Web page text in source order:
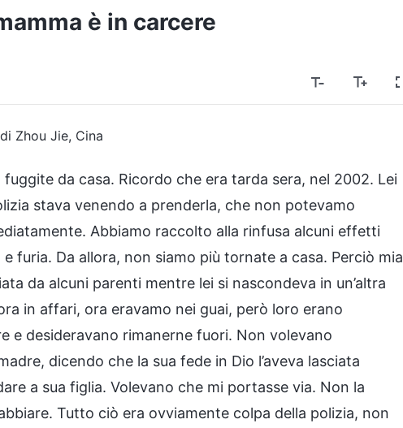
è in carcere
di Zhou Jie, Cina
da casa. Ricordo che era tarda sera, nel 2002. Lei
stava venendo a prenderla, che non potevamo
Abbiamo raccolto alla rinfusa alcuni effetti
furia. Da allora, non siamo più tornate a casa. Perciò mia
da alcuni parenti mentre lei si nascondeva in un’altra
in affari, ora eravamo nei guai, però loro erano
e desideravano rimanerne fuori. Non volevano
dicendo che la sua fede in Dio l’aveva lasciata
a sua figlia. Volevano che mi portasse via. Non la
Tutto ciò era ovviamente colpa della polizia, non